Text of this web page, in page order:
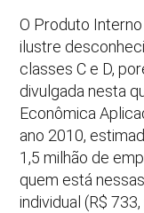
O Produto
ilustre
classes C e D,
divulgada nesta
Econômica
ano 2010,
1,5 milhão de
quem está
individual (R$